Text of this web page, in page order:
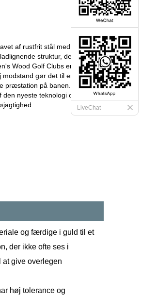
af rustfrit stål med en
struktur, der adskiller
Wood Golf Clubs er mere end
modstand gør det til en klub af
præstation på banen. Denne
nyeste teknologi og har et
og færdige i guld til et
der ikke ofte ses i
give overlegen
høj tolerance og
LiveChat